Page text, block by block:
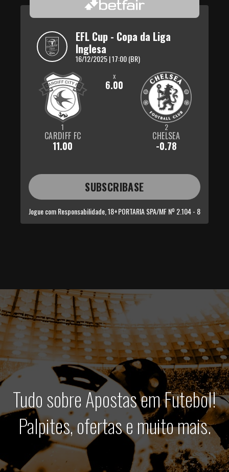
EFL Cup - Copa da Liga
Inglesa
16/12/2025 | 17:00 (BR)
1
CARDIFF FC
11.00
x
6.00
2
CHELSEA
-0.78
SUBSCRIBASE
Jogue com Responsabilidade, 18+PORTARIA SPA/MF Nº 2.104 - 8
Tudo sobre Apostas em Futebol!
Palpites, ofertas e muito mais.